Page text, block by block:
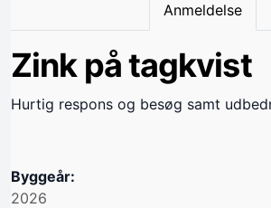
Anmeldelse
Zink på tagkvist
Hurtig respons og besøg samt
Byggeår:
2026